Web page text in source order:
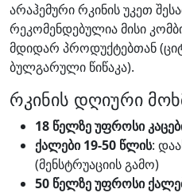
არაჰემური რკინის უკეთ
რეკომენდებულია მისი
მდიდარ პროდუქტებთან
ბულგარული წიწაკა).
რკინის დღიური
18 წელზე უფროსი
ქალები 19-50 წლის:
(მენსტრუაციის გამო)
50 წელზე უფროსი